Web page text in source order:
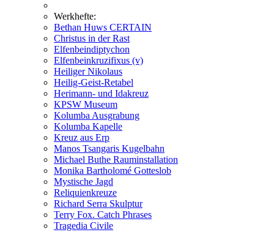
Werkhefte:
Bethan Huws CERTAIN
Christus in der Rast
Elfenbeindiptychon
Elfenbeinkruzifixus (v)
Heiliger Nikolaus
Heilig-Geist-Retabel
Herimann- und Idakreuz
KPSW Museum
Kolumba Ausgrabung
Kolumba Kapelle
Kreuz aus Erp
Manos Tsangaris Kugelbahn
Michael Buthe Rauminstallation
Monika Bartholomé Gotteslob
Mystische Jagd
Reliquienkreuze
Richard Serra Skulptur
Terry Fox. Catch Phrases
Tragedia Civile